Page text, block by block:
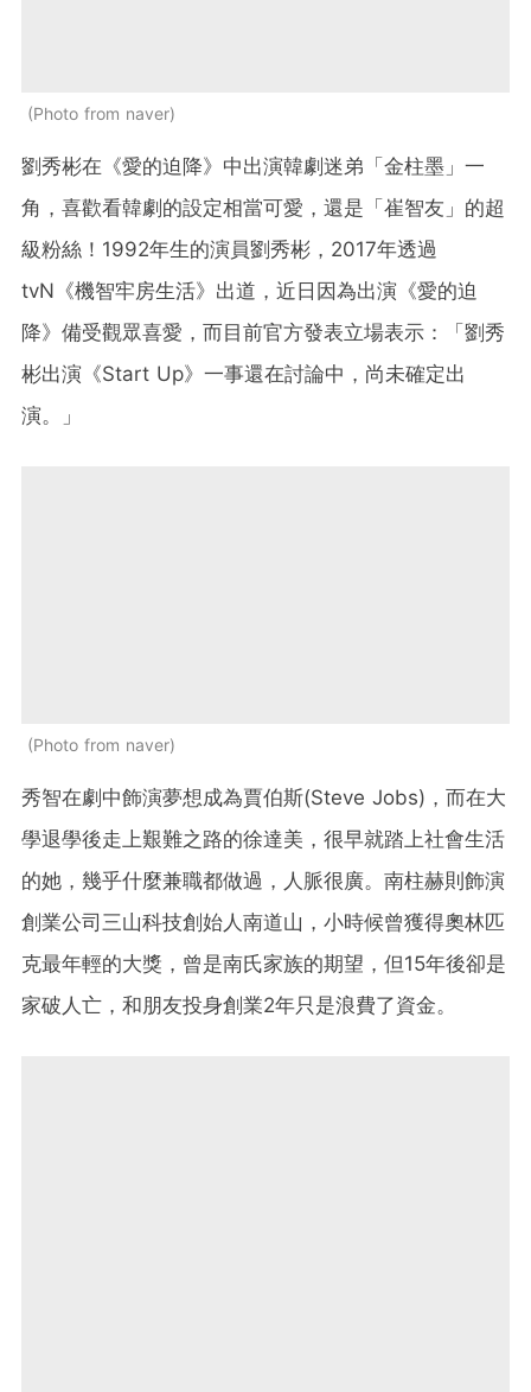
Photo from naver
劉秀彬在《愛的迫降》中出演韓劇迷弟「金柱墨」一
角，喜歡看韓劇的設定相當可愛，還是「崔智友」的超
級粉絲！1992年生的演員劉秀彬，2017年透過
tvN《機智牢房生活》出道，近日因為出演《愛的迫
降》備受觀眾喜愛，而目前官方發表立場表示：「劉秀
彬出演《Start Up》一事還在討論中，尚未確定出
演。」
Photo from naver
秀智在劇中飾演夢想成為賈伯斯(Steve Jobs)，而在大
學退學後走上艱難之路的徐達美，很早就踏上社會生活
的她，幾乎什麼兼職都做過，人脈很廣。南柱赫則飾演
創業公司三山科技創始人南道山，小時候曾獲得奧林匹
克最年輕的大獎，曾是南氏家族的期望，但15年後卻是
家破人亡，和朋友投身創業2年只是浪費了資金。